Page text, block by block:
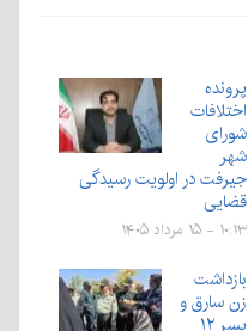
پرونده
اختلافات
شورای
شهر
جیرفت در اولویت رسیدگی
قضایی
۱۰:۱۳ - ۱۵ مرداد ۱۴۰۵
بازداشت
زن سارق و
پسر ۱۲